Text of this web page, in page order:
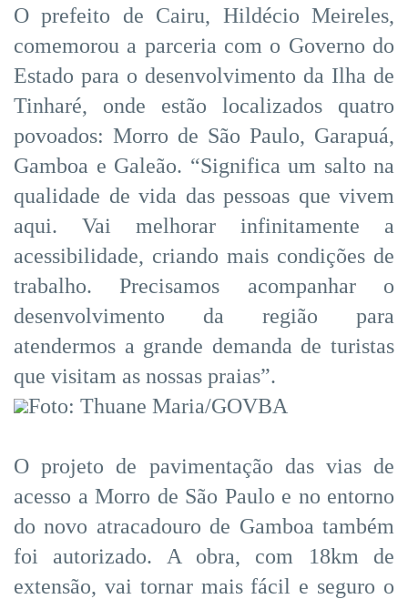
O prefeito de Cairu, Hildécio Meireles,
comemorou a parceria com o Governo do
Estado para o desenvolvimento da Ilha de
Tinharé, onde estão localizados quatro
povoados: Morro de São Paulo, Garapuá,
Gamboa e Galeão. “Significa um salto na
qualidade de vida das pessoas que vivem
aqui. Vai melhorar infinitamente a
acessibilidade, criando mais condições de
trabalho. Precisamos acompanhar o
desenvolvimento da região para
atendermos a grande demanda de turistas
que visitam as nossas praias”.
Foto: Thuane Maria/GOVBA
O projeto de pavimentação das vias de
acesso a Morro de São Paulo e no entorno
do novo atracadouro de Gamboa também
foi autorizado. A obra, com 18km de
extensão, vai tornar mais fácil e seguro o